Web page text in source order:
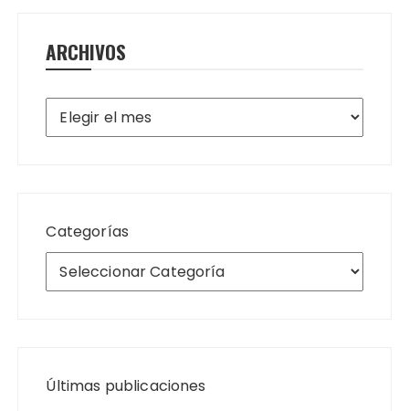
ARCHIVOS
Archivos
Categorías
Últimas publicaciones